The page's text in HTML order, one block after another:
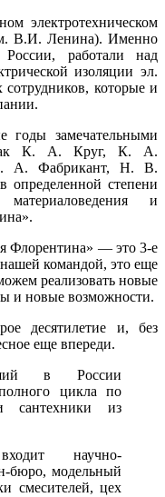
электротехническом
В.И. Ленина). Именно
работали над
изоляции эл.
которые и
годы замечательными
как К. А. Круг, К. А.
А. Фабрикант, Н. В.
степени
и
Флорентина» — это 3-е
командой, это еще
реализовать новые
и новые возможности.
десятилетие и, без
еще впереди.
в России
цикла по
сантехники из
научно-
бюро, модельный
смесителей, цех